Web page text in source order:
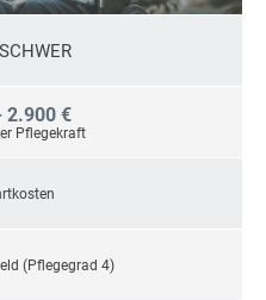
SCHWER
2.900 €
Pflegekraft
(Pflegegrad 4)